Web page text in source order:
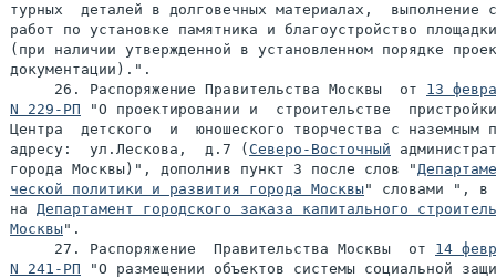
турных  деталей в долговечных материалах,  выполнение
работ по установке памятника и благоустройство
(при наличии утвержденной в установленном порядке
документации).".
     26. Распоряжение Правительства Москвы  от
13
N 229-РП "О проектировании и  строительстве
Центра  детского  и  юношеского творчества с наземным
адресу:  ул.Лескова,  д.7 ( Северо-Восточный
города Москвы)", дополнив пункт 3 после слов "
ческой политики и развития города Москвы" словами ", в
на Департамент городского заказа капитального
Москвы".
     27. Распоряжение  Правительства Москвы  от
14
N 241-РП "О размещении объектов системы социальной